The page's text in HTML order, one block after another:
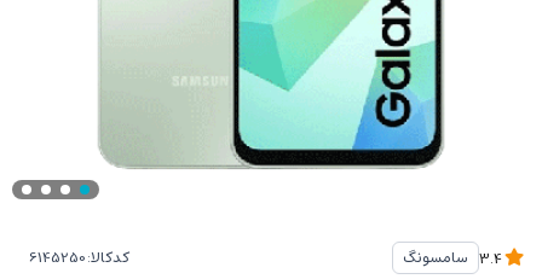
سامسونگ کدکالا: